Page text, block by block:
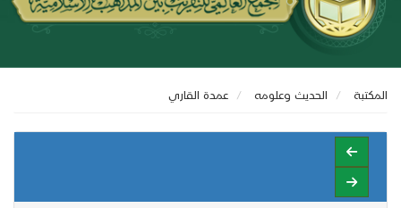
المكتبة الحديث وعلومه عمدة القاري